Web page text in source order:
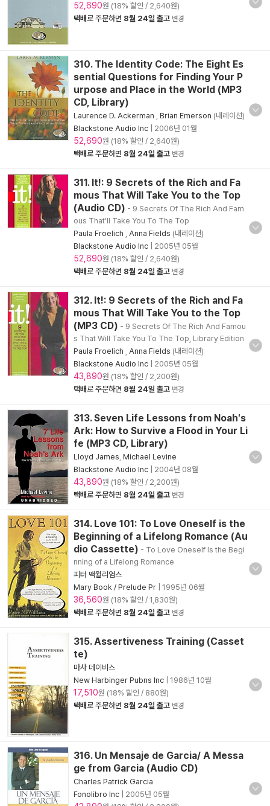
52,690원 (18% 할인 / 2,640원)
택배로 주문하면 8월 24일 출고 변경
310. The Identity Code: The Eight Es
sential Questions for Finding Your P
urpose and Place in the World (MP3
CD, Library)
Laurence D. Ackerman Brian Emerson (내레이션)
Blackstone Audio Inc
2006년 01월
52,690원 (18% 할인 / 2,640원)
택배로 주문하면 8월 24일 출고 변경
311. It!: 9 Secrets of the Rich and Fa
mous That Will Take You to the Top
(Audio CD) - 9 Secrets Of The Rich And Fam
ous That'll Take You To The Top
Paula Froelich
Anna Fields (내레이션)
Blackstone Audio Inc
2005년 05월
52,690원 (18% 할인 / 2,640원)
택배로 주문하면 8월 24일 출고 변경
312. It!: 9 Secrets of the Rich and Fa
mous That Will Take You to the Top
(MP3 CD) - 9 Secrets Of The Rich And Famou
s That Will Take You To The Top, Library Edition
Paula Froelich
Anna Fields (내레이션)
Blackstone Audio Inc
2005년 05월
43,890원 (18% 할인 / 2,200원)
택배로 주문하면 8월 24일 출고 변경
313. Seven Life Lessons from Noah's
Ark: How to Survive a Flood in Your Li
fe (MP3 CD, Library)
Lloyd James Michael Levine
Blackstone Audio Inc
2004년 08월
43,890원 (18% 할인 / 2,200원)
택배로 주문하면 8월 24일 출고 변경
314. Love 101: To Love Oneself is the
Beginning of a Lifelong Romance (Au
dio Cassette) - To Love Oneself Is the Begi
nning of a Lifelong Romance
피터 맥윌리엄스
Mary Book / Prelude Pr
1995년 06월
36,560원 (18% 할인 / 1,830원)
택배로 주문하면 8월 24일 출고 변경
315. Assertiveness Training (Casset
te)
마사 데이비스
New Harbinger Pubns Inc
1986년 10월
17,510원 (18% 할인 / 880원)
택배로 주문하면 8월 24일 출고 변경
316. Un Mensaje de Garcia/ A Messa
ge from Garcia (Audio CD)
Charles Patrick Garcia
Fonolibro Inc
2005년 05월